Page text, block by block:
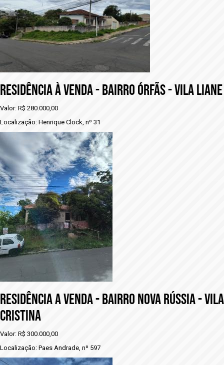
RESIDÊNCIA À VENDA - BAIRRO ÓRFÃS - VILA LIANE
Valor: R$ 280.000,00
Localização: Henrique Clock, nº 31
Residência a venda - BAIRRO NOVA RÚSSIA - VILA
CRISTINA
Valor: R$ 300.000,00
Localização: Paes Andrade, nº 597